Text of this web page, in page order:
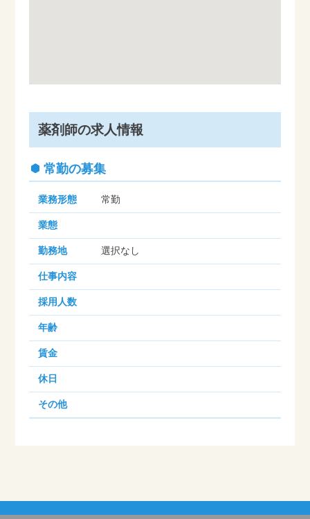
薬剤師の求人情報
常勤の募集
業務形態 常勤
業態
勤務地 選択なし
仕事内容
採用人数
年齢
賃金
休日
その他